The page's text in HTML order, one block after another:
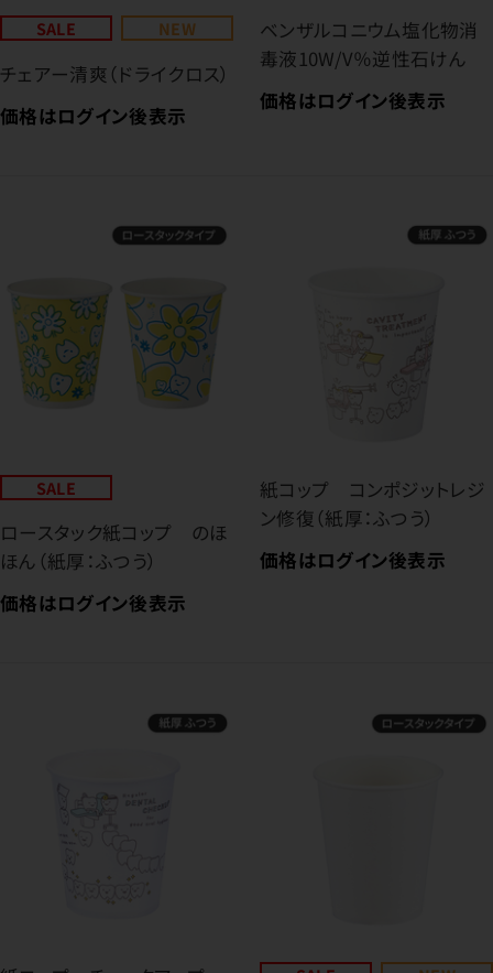
SALE NEW
チェアー清爽（ドライクロス）
価格はログイン後表示
ベンザルコニウム塩化物消
毒液10W/V％逆性石けん
価格はログイン後表示
SALE
ロースタック紙コップ のほ
ほん（紙厚：ふつう）
価格はログイン後表示
紙コップ コンポジットレジ
ン修復（紙厚：ふつう）
価格はログイン後表示